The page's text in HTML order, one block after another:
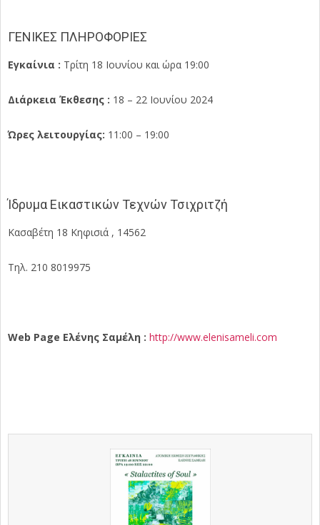
ΓΕΝΙΚΕΣ ΠΛΗΡΟΦΟΡΙΕΣ
Εγκαίνια : Τρίτη 18 Ιουνίου και ώρα 19:00
Διάρκεια Έκθεσης : 18 – 22 Ιουνίου 2024
Ώρες λειτουργίας: 11:00 – 19:00
Ίδρυμα Εικαστικών Τεχνών Τσιχριτζή
Κασαβέτη 18 Κηφισιά , 14562
Τηλ. 210 8019975
Web Page Ελένης Σαμέλη : http://www.elenisameli.com